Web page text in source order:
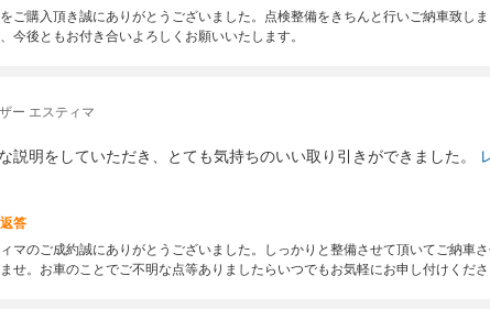
ご購入頂き誠にありがとうございました。点検整備をきちんと行いご納車致し
今後ともお付き合いよろしくお願いいたします。
ー エスティマ
説明をしていただき、とても気持ちのいい取り引きができました。
答
マのご成約誠にありがとうございました。しっかりと整備させて頂いてご納車
せ。お車のことでご不明な点等ありましたらいつでもお気軽にお申し付けくだ